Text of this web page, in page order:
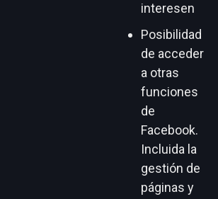
Características
del perfil
Conexión
con
amigos y
familiares
Opción de
seguir y
recibir